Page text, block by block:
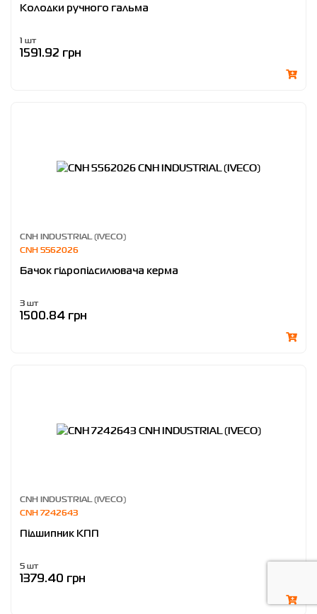
Колодки ручного гальма
1 шт
1591.92 грн
CNH INDUSTRIAL (IVECO)
CNH 5562026
Бачок гідропідсилювача керма
3 шт
1500.84 грн
CNH INDUSTRIAL (IVECO)
CNH 7242643
Пiдшипник КПП
5 шт
1379.40 грн